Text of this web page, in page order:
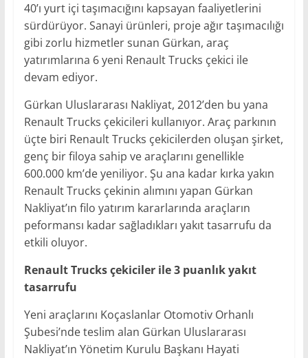
40’ı yurt içi taşımacığını kapsayan faaliyetlerini
sürdürüyor. Sanayi ürünleri, proje ağır taşımacılığı
gibi zorlu hizmetler sunan Gürkan, araç
yatırımlarına 6 yeni Renault Trucks çekici ile
devam ediyor.
Gürkan Uluslararası Nakliyat, 2012’den bu yana
Renault Trucks çekicileri kullanıyor. Araç parkının
üçte biri Renault Trucks çekicilerden oluşan şirket,
genç bir filoya sahip ve araçlarını genellikle
600.000 km’de yeniliyor. Şu ana kadar kırka yakın
Renault Trucks çekinin alımını yapan Gürkan
Nakliyat’ın filo yatırım kararlarında araçların
peformansı kadar sağladıkları yakıt tasarrufu da
etkili oluyor.
Renault Trucks çekiciler ile 3 puanlık yakıt
tasarrufu
Yeni araçlarını Koçaslanlar Otomotiv Orhanlı
Şubesi’nde teslim alan Gürkan Uluslararası
Nakliyat’ın Yönetim Kurulu Başkanı Hayati